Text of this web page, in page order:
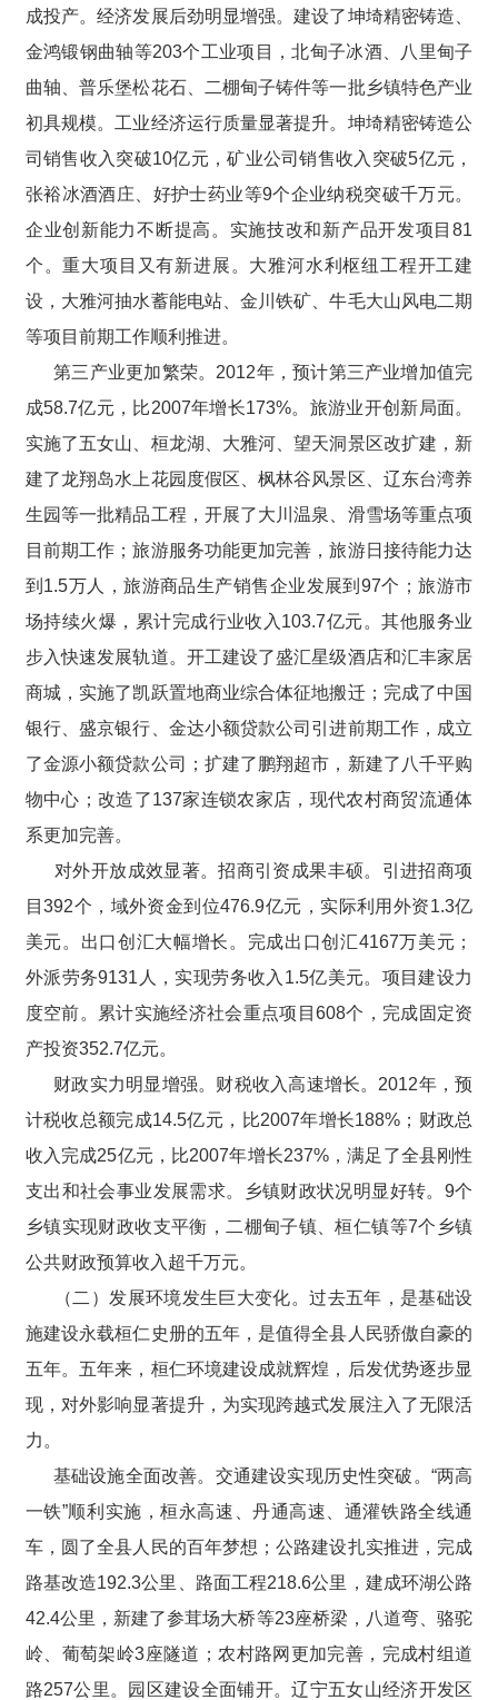
成投产。经济发展后劲明显增强。建设了坤埼精密铸造、
金鸿锻钢曲轴等203个工业项目，北甸子冰酒、八里甸子
曲轴、普乐堡松花石、二棚甸子铸件等一批乡镇特色产业
初具规模。工业经济运行质量显著提升。坤埼精密铸造公
司销售收入突破10亿元，矿业公司销售收入突破5亿元，
张裕冰酒酒庄、好护士药业等9个企业纳税突破千万元。
企业创新能力不断提高。实施技改和新产品开发项目81
个。重大项目又有新进展。大雅河水利枢纽工程开工建
设，大雅河抽水蓄能电站、金川铁矿、牛毛大山风电二期
等项目前期工作顺利推进。
第三产业更加繁荣。2012年，预计第三产业增加值完
成58.7亿元，比2007年增长173%。旅游业开创新局面。
实施了五女山、桓龙湖、大雅河、望天洞景区改扩建，新
建了龙翔岛水上花园度假区、枫林谷风景区、辽东台湾养
生园等一批精品工程，开展了大川温泉、滑雪场等重点项
目前期工作；旅游服务功能更加完善，旅游日接待能力达
到1.5万人，旅游商品生产销售企业发展到97个；旅游市
场持续火爆，累计完成行业收入103.7亿元。其他服务业
步入快速发展轨道。开工建设了盛汇星级酒店和汇丰家居
商城，实施了凯跃置地商业综合体征地搬迁；完成了中国
银行、盛京银行、金达小额贷款公司引进前期工作，成立
了金源小额贷款公司；扩建了鹏翔超市，新建了八千平购
物中心；改造了137家连锁农家店，现代农村商贸流通体
系更加完善。
对外开放成效显著。招商引资成果丰硕。引进招商项
目392个，域外资金到位476.9亿元，实际利用外资1.3亿
美元。出口创汇大幅增长。完成出口创汇4167万美元；
外派劳务9131人，实现劳务收入1.5亿美元。项目建设力
度空前。累计实施经济社会重点项目608个，完成固定资
产投资352.7亿元。
财政实力明显增强。财税收入高速增长。2012年，预
计税收总额完成14.5亿元，比2007年增长188%；财政总
收入完成25亿元，比2007年增长237%，满足了全县刚性
支出和社会事业发展需求。乡镇财政状况明显好转。9个
乡镇实现财政收支平衡，二棚甸子镇、桓仁镇等7个乡镇
公共财政预算收入超千万元。
（二）发展环境发生巨大变化。过去五年，是基础设
施建设永载桓仁史册的五年，是值得全县人民骄傲自豪的
五年。五年来，桓仁环境建设成就辉煌，后发优势逐步显
现，对外影响显著提升，为实现跨越式发展注入了无限活
力。
基础设施全面改善。交通建设实现历史性突破。“两高
一铁”顺利实施，桓永高速、丹通高速、通灌铁路全线通
车，圆了全县人民的百年梦想；公路建设扎实推进，完成
路基改造192.3公里、路面工程218.6公里，建成环湖公路
42.4公里，新建了参茸场大桥等23座桥梁，八道弯、骆驼
岭、葡萄架岭3座隧道；农村路网更加完善，完成村组道
路257公里。园区建设全面铺开。辽宁五女山经济开发区